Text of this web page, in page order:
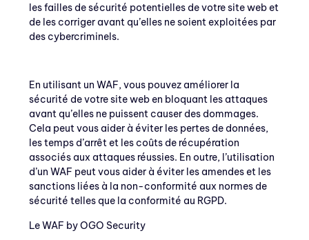
les failles de sécurité potentielles de votre site web et
de les corriger avant qu’elles ne soient exploitées par
des cybercriminels.
En utilisant un WAF, vous pouvez améliorer la
sécurité de votre site web en bloquant les attaques
avant qu’elles ne puissent causer des dommages.
Cela peut vous aider à éviter les pertes de données,
les temps d’arrêt et les coûts de récupération
associés aux attaques réussies. En outre, l’utilisation
d’un WAF peut vous aider à éviter les amendes et les
sanctions liées à la non-conformité aux normes de
sécurité telles que la conformité au RGPD.
Le WAF by OGO Security